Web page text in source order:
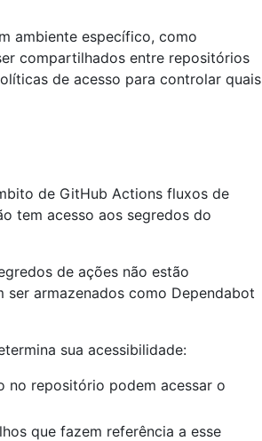
ambiente específico, como
compartilhados entre repositórios
de acesso para controlar quais
de GitHub Actions fluxos de
tem acesso aos segredos do
de ações não estão
armazenados como Dependabot
sua acessibilidade:
no repositório podem acessar o
que fazem referência a esse